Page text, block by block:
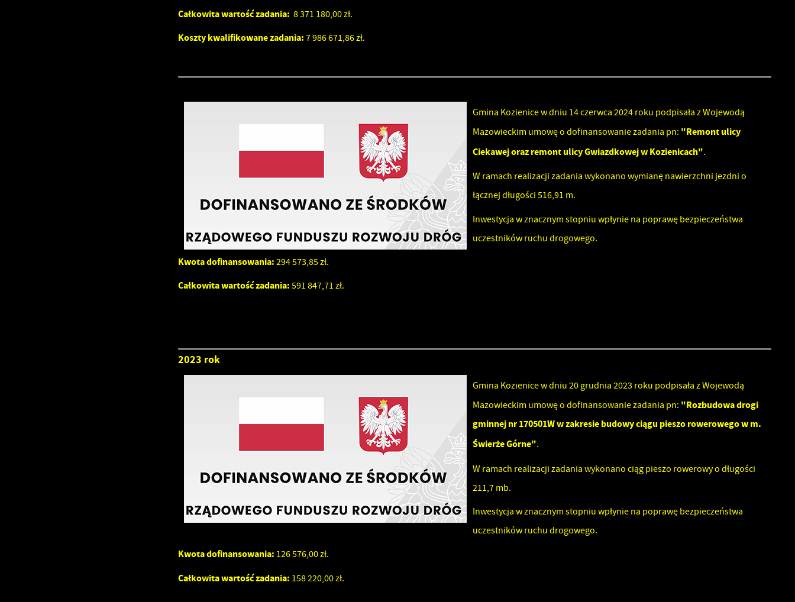
Całkowita wartość zadania: 8 371 180,00 zł.
Koszty kwalifikowane zadania: 7 986 671,86 zł.
Gmina Kozienice w dniu 14 czerwca 2024 roku podpisała z Wojewodą
Mazowieckim umowę o dofinansowanie zadania pn: "Remont ulicy
Ciekawej oraz remont ulicy Gwiazdkowej w Kozienicach".
W ramach realizacji zadania wykonano wymianę nawierzchni jezdni o
łącznej długości 516,91 m.
Inwestycja w znacznym stopniu wpłynie na poprawę bezpieczeństwa
uczestników ruchu drogowego.
Kwota dofinansowania: 294 573,85 zł.
Całkowita wartość zadania: 591 847,71 zł.
2023 rok
Gmina Kozienice w dniu 20 grudnia 2023 roku podpisała z Wojewodą
Mazowieckim umowę o dofinansowanie zadania pn: "Rozbudowa drogi
gminnej nr 170501W w zakresie budowy ciągu pieszo rowerowego w m.
Świerże Górne".
W ramach realizacji zadania wykonano ciąg pieszo rowerowy o długości
211,7 mb.
Inwestycja w znacznym stopniu wpłynie na poprawę bezpieczeństwa
uczestników ruchu drogowego.
Kwota dofinansowania: 126 576,00 zł.
Całkowita wartość zadania: 158 220,00 zł.
Ustawienia
Szanujemy Twoją prywatność. Możesz zmienić ustawienia cookies lub zaakceptować je
Niezbędne